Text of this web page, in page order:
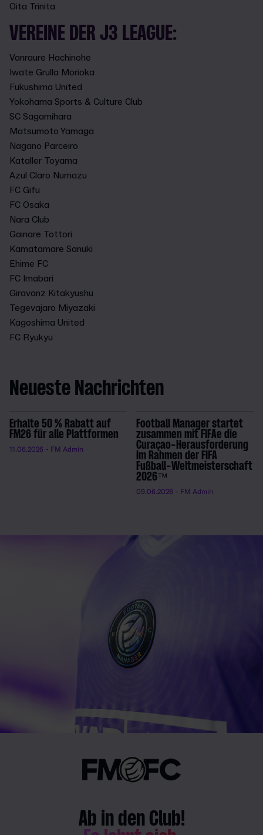
Oita Trinita
VEREINE DER J3 LEAGUE:
Vanraure Hachinohe
Iwate Grulla Morioka
Fukushima United
Yokohama Sports & Culture Club
SC Sagamihara
Matsumoto Yamaga
Nagano Parceiro
Kataller Toyama
Azul Claro Numazu
FC Gifu
FC Osaka
Nara Club
Gainare Tottori
Kamatamare Sanuki
Ehime FC
FC Imabari
Giravanz Kitakyushu
Tegevajaro Miyazaki
Kagoshima United
FC Ryukyu
Neueste Nachrichten
Erhalte 50 % Rabatt auf
FM26 für alle Plattformen
11.06.2026 - FM Admin
Football Manager startet
zusammen mit FIFAe die
Curaçao-Herausforderung
im Rahmen der FIFA
Fußball-Weltmeisterschaft
2026™
09.06.2026 - FM Admin
Ab in den Club!